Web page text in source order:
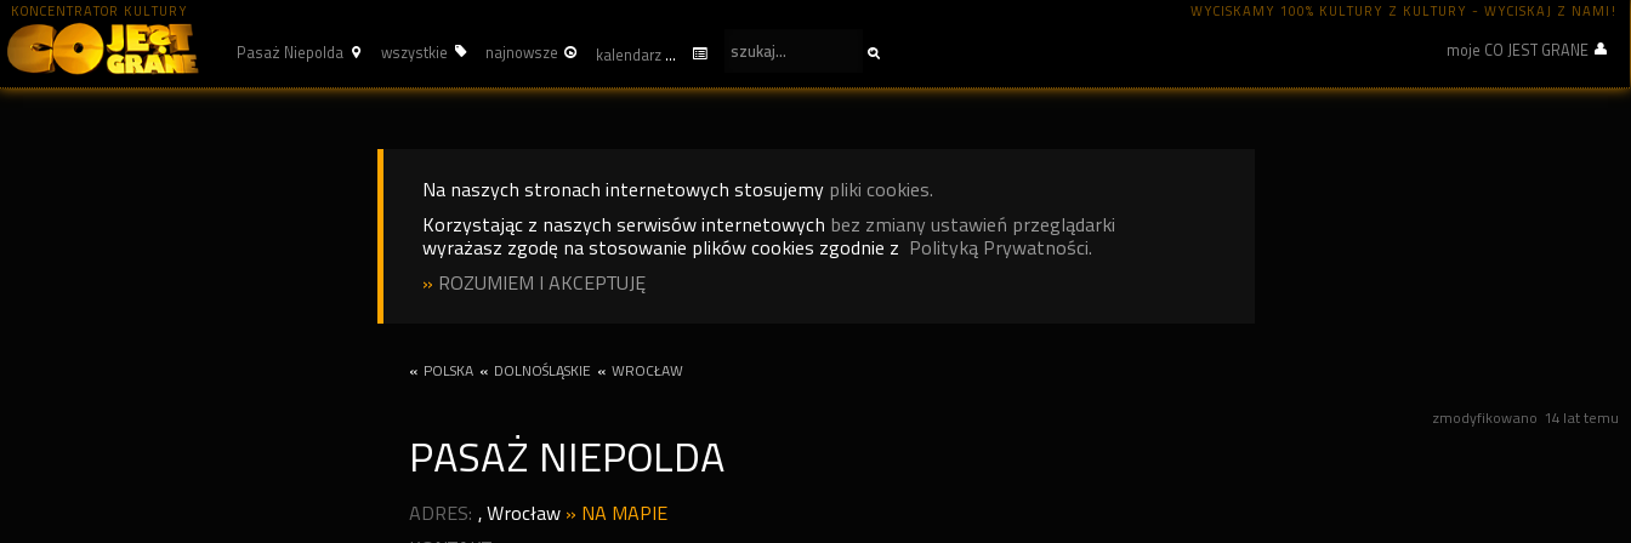
KONCENTRATOR KULTURY WYCISKAMY 100% KULTURY Z KULTURY - WYCISKAJ Z NAMI!
Pasaż Niepolda wszystkie najnowsze kalendarz moje CO JEST GRANE
Na naszych stronach internetowych stosujemy pliki cookies.
Korzystając z naszych serwisów internetowych bez zmiany ustawień przeglądarki
wyrażasz zgodę na stosowanie plików cookies zgodnie z Polityką Prywatności.
» ROZUMIEM I AKCEPTUJĘ
« POLSKA « DOLNOŚLĄSKIE « WROCŁAW
zmodyfikowano 14 lat temu
PASAŻ NIEPOLDA
ADRES: , Wrocław » NA MAPIE